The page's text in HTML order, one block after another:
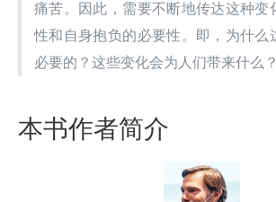
痛苦。因此，需要不断地传达这种变
性和自身抱负的必要性。即，为什么
必要的？这些变化会为人们带来什么？
本书作者简介